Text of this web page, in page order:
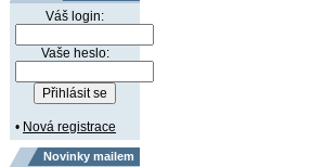
Váš login:
Vaše heslo:
• Nová registrace
Novinky mailem